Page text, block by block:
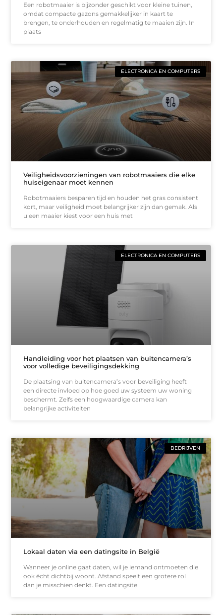
Een robotmaaier is bijzonder geschikt voor kleine tuinen,
omdat compacte gazons gemakkelijker in kaart te
brengen, te onderhouden en regelmatig te maaien zijn. In
plaats
ELECTRONICA EN COMPUTERS
Veiligheidsvoorzieningen van robotmaaiers die elke
huiseigenaar moet kennen
Robotmaaiers besparen tijd en houden het gras consistent
kort, maar veiligheid moet belangrijker zijn dan gemak. Als
u een maaier kiest voor een huis met
ELECTRONICA EN COMPUTERS
Handleiding voor het plaatsen van buitencamera’s
voor volledige beveiligingsdekking
De plaatsing van buitencamera’s voor beveiliging heeft
een directe invloed op hoe goed uw systeem uw woning
beschermt. Zelfs een hoogwaardige camera kan
belangrijke activiteiten
BEDRIJVEN
Lokaal daten via een datingsite in België
Wanneer je online gaat daten, wil je iemand ontmoeten die
ook écht dichtbij woont. Afstand speelt een grotere rol
dan je misschien denkt. Een datingsite